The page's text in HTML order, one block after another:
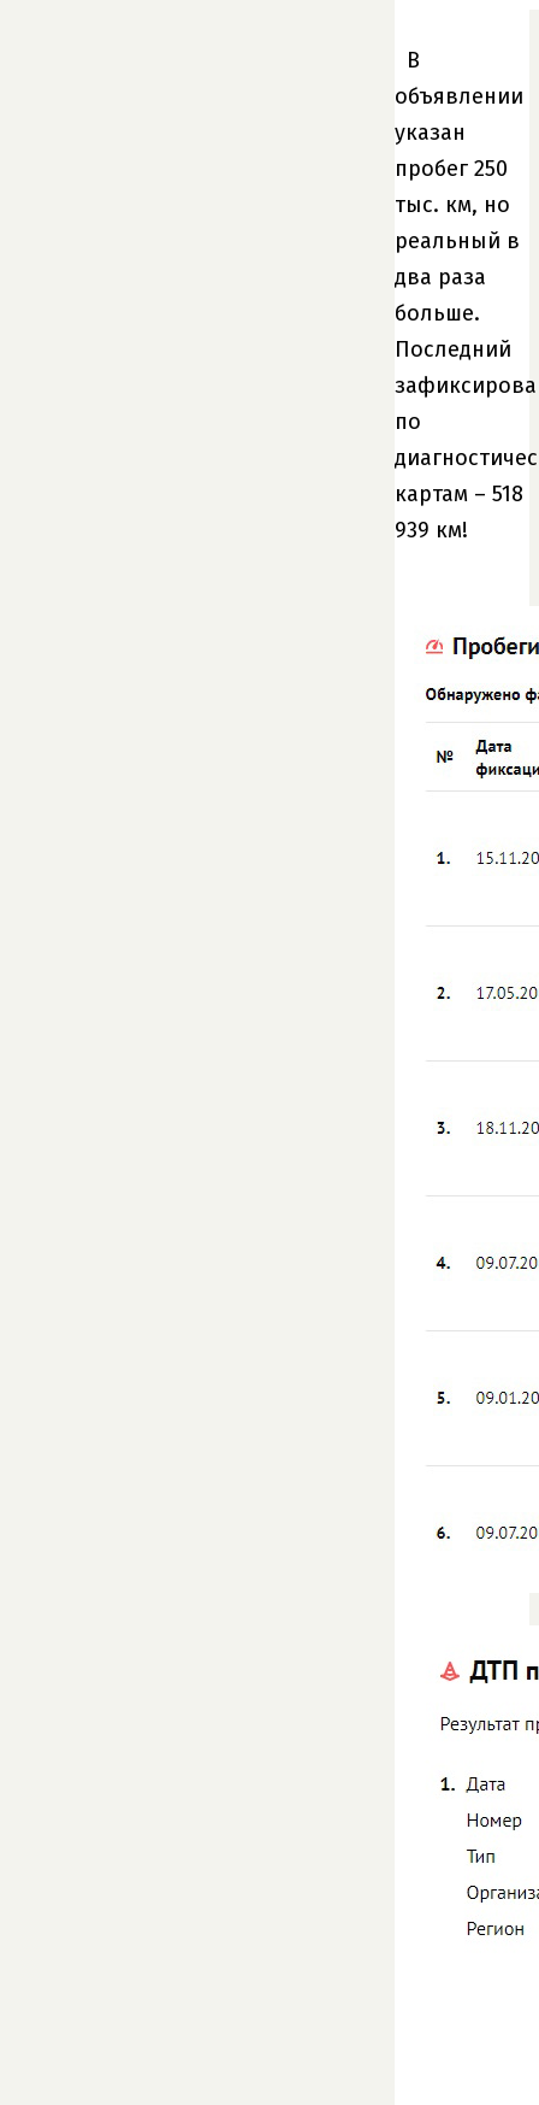
В
объявлении
указан
пробег 250
тыс. км, но
реальный в
два раза
больше.
Последний
по
картам – 518
939 км!